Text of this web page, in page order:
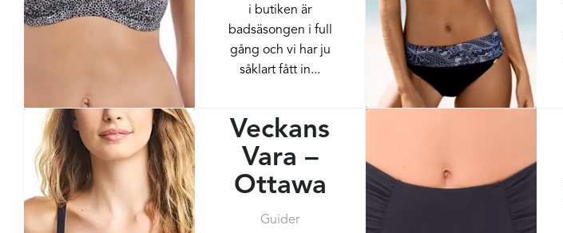
i butiken är
badsäsongen i full
gång och vi har ju
såklart fått in...
Veckans
Vara –
Ottawa
Guider